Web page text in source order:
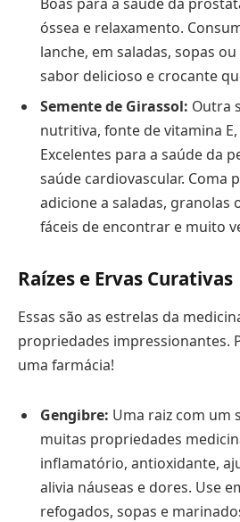
óssea e relaxamento.
lanche, em saladas, sopas
sabor delicioso e crocante
Semente de Girassol: Outra
nutritiva, fonte de vitamina
Excelentes para a saúde da
saúde cardiovascular. Coma
adicione a saladas, granolas
fáceis de encontrar e muito
Raízes e Ervas Curativas
Essas são as estrelas da
propriedades impressionantes.
uma farmácia!
Gengibre: Uma raiz com um
muitas propriedades
inflamatório, antioxidante,
alivia náuseas e dores. Use
refogados, sopas e